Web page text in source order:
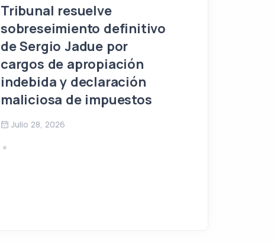
Tribunal resuelve
sobreseimiento definitivo
de Sergio Jadue por
cargos de apropiación
indebida y declaración
maliciosa de impuestos
Julio 28, 2026